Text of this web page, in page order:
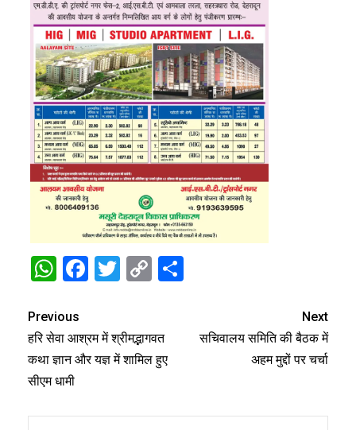
WhatsApp
Facebook
Twitter
Copy
Previous
हरि सेवा आश्रम में श्रीमद्भागवत
कथा ज्ञान और यज्ञ में शामिल हुए
सीएम धामी
Next
सचिवालय समिति की बैठक में
अहम मुद्दों पर चर्चा